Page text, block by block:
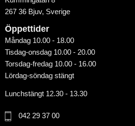
267 36 Bjuv, Sverige
Öppettider
Måndag 10.00 - 18.00
Tisdag-onsdag 10.00 - 20.00
Torsdag-fredag 10.00 - 16.00
Lördag-söndag stängt
Lunchstängt 12.30 - 13.30
042 29 37 00